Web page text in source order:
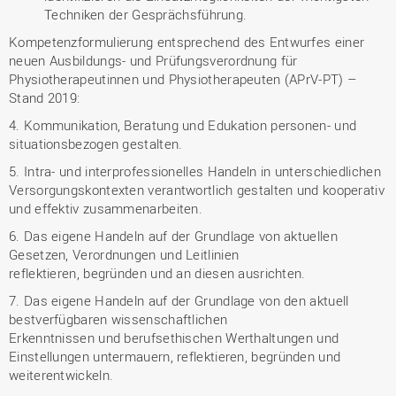
Techniken der Gesprächsführung.
Kompetenzformulierung entsprechend des Entwurfes einer
neuen Ausbildungs- und Prüfungsverordnung für
Physiotherapeutinnen und Physiotherapeuten (APrV-PT) –
Stand 2019:
4. Kommunikation, Beratung und Edukation personen- und
situationsbezogen gestalten.
5. Intra- und interprofessionelles Handeln in unterschiedlichen
Versorgungskontexten verantwortlich gestalten und kooperativ
und effektiv zusammenarbeiten.
6. Das eigene Handeln auf der Grundlage von aktuellen
Gesetzen, Verordnungen und Leitlinien
reflektieren, begründen und an diesen ausrichten.
7. Das eigene Handeln auf der Grundlage von den aktuell
bestverfügbaren wissenschaftlichen
Erkenntnissen und berufsethischen Werthaltungen und
Einstellungen untermauern, reflektieren, begründen und
weiterentwickeln.